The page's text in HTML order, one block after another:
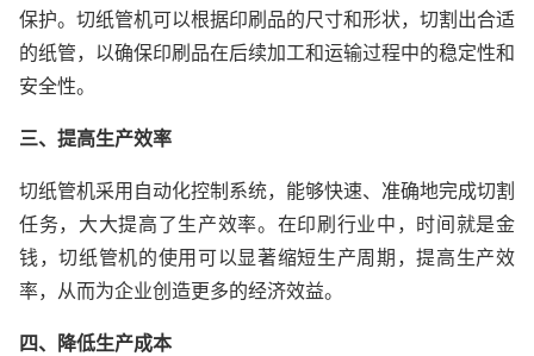
保护。切纸管机可以根据印刷品的尺寸和形状，切割出合适
的纸管，以确保印刷品在后续加工和运输过程中的稳定性和
安全性。
三、提高生产效率
切纸管机采用自动化控制系统，能够快速、准确地完成切割
任务，大大提高了生产效率。在印刷行业中，时间就是金
钱，切纸管机的使用可以显著缩短生产周期，提高生产效
率，从而为企业创造更多的经济效益。
四、降低生产成本